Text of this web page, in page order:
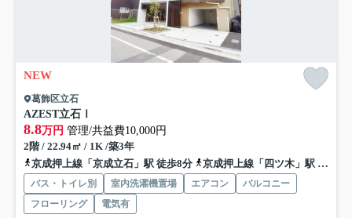
NEW
葛飾区立石
AZEST立石Ⅰ
8.8万円 管理/共益費10,000円
2階 / 22.94㎡ / 1K /築3年
京成押上線「京成立石」駅 徒歩8分
京成押上線「四ツ木」駅 徒歩16分
バス・トイレ別 室内洗濯機置場 エアコン
バルコニー
フローリング
電気有